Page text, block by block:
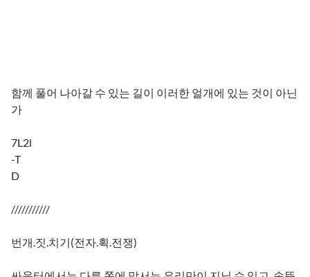
함께 풀어 나아갈 수 있는 길이 이러한 얼개에 있는 것이 아닌
가
7L2l
-T
D
///////////
번개.짓.치기(전자.획.전쟁)